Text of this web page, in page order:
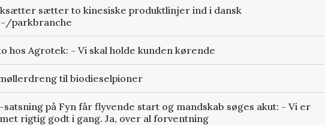
sætter to kinesiske produktlinjer ind i dansk
parkbranche
hos Agrotek: - Vi skal holde kunden kørende
til biodieselpioner
satsning på Fyn får flyvende start og mandskab søges akut: - Vi er
rigtig godt i gang. Ja, over al forventning